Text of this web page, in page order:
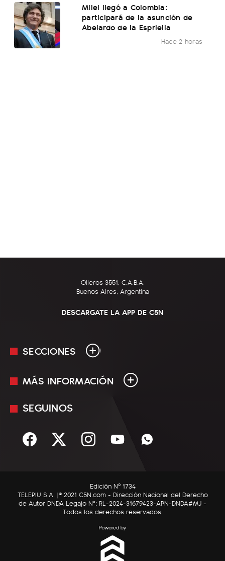
Milei llegó a Colombia:
participará de la asunción de
Abelardo de la Espriella
Hace 2 horas
Olleros 3551, C.A.B.A.
Buenos Aires, Argentina
DESCARGATE LA APP DE C5N
SECCIONES
En Vivo
Sociedad
C5N Autos
RatingCero
MÁS INFORMACIÓN
Mediakit
Términos y condiciones
SEGUINOS
Edición Nº 1734
TELEPIU S.A. |© 2021 C5N.com - Dirección Nacional del Derecho
de Autor DNDA Legajo N°: RL-2024-31679423-APN-DNDA#MJ -
Todos los derechos reservados.